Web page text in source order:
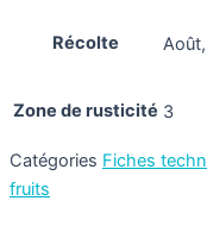
Récolte
Zone de rusticité 3
Catégories Fiches
fruits